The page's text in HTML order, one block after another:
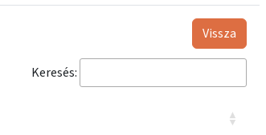
Vissza
Keresés: